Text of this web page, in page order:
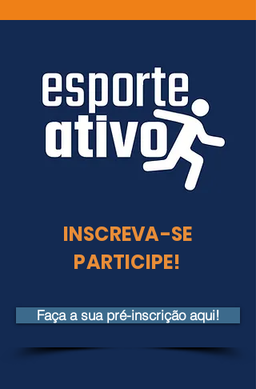
INSCREVA-SE
PARTICIPE!
Faça a sua pré-inscrição aqui!